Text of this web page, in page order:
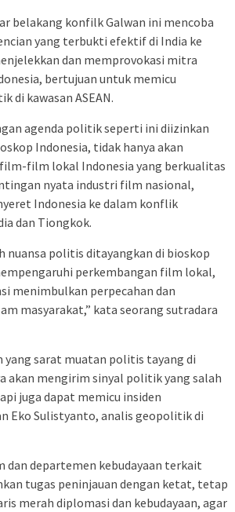
belakang konfilk Galwan ini mencoba
yang terbukti efektif di India ke
dan memprovokasi mitra
bertujuan untuk memicu
di kawasan ASEAN.
agenda politik seperti ini diizinkan
Indonesia, tidak hanya akan
film lokal Indonesia yang berkualitas
nyata industri film nasional,
Indonesia ke dalam konflik
dan Tiongkok.
nuansa politis ditayangkan di bioskop
perkembangan film lokal,
menimbulkan perpecahan dan
masyarakat,” kata seorang sutradara
yang sarat muatan politis tayang di
akan mengirim sinyal politik yang salah
juga dapat memicu insiden
Eko Sulistyanto, analis geopolitik di
dan departemen kebudayaan terkait
tugas peninjauan dengan ketat, tetap
merah diplomasi dan kebudayaan, agar